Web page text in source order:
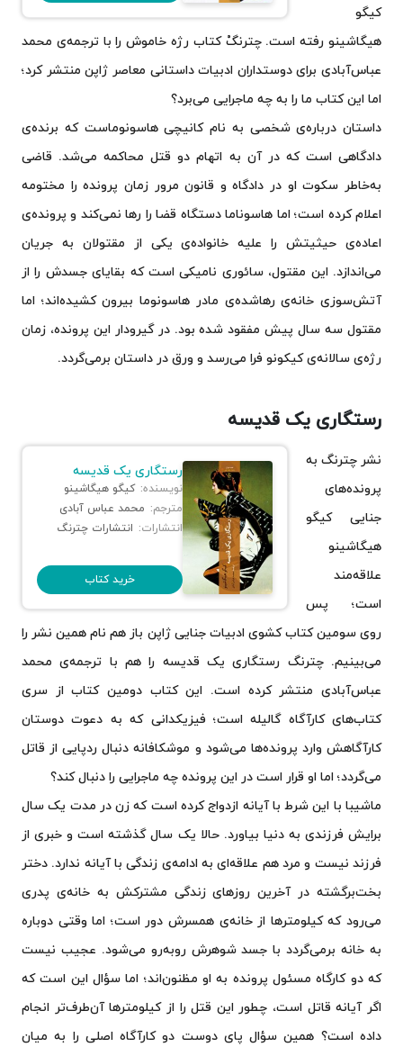
کیگو
هیگاشینو رفته است. چترنگْ کتاب رژه خاموش را با ترجمه‌ی محمد
عباس‌آبادی برای دوستداران ادبیات داستانی معاصر ژاپن منتشر کرد؛
اما این کتاب ما را به چه ماجرایی می‌برد؟
داستان درباره‌ی شخصی به نام کانیچی هاسونوماست که برنده‌ی
دادگاهی است که در آن به اتهام دو قتل محاکمه می‌شد. قاضی
به‌خاطر سکوت او در دادگاه و قانون مرور زمان پرونده را مختومه
اعلام کرده است؛ اما هاسوناما دستگاه قضا را رها نمی‌کند و پرونده‌ی
اعاده‌ی حیثیتش را علیه خانواده‌ی یکی از مقتولان به جریان
می‌اندازد. این مقتول، سائوری نامیکی است که بقایای جسدش را از
آتش‌سوزی خانه‌ی رهاشده‌ی مادر هاسونوما بیرون کشیده‌اند؛ اما
مقتول سه سال پیش مفقود شده بود. در گیرودار این پرونده، زمان
رژه‌ی سالانه‌ی کیکونو فرا می‌رسد و ورق در داستان برمی‌گردد.
رستگاری یک قدیسه
رستگاری یک قدیسه
نویسنده: کیگو هیگاشینو
مترجم: محمد عباس آبادی
انتشارات: انتشارات چترنگ
خرید کتاب
نشر چترنگ به
پرونده‌های
جنایی کیگو
هیگاشینو
علاقه‌مند
است؛ پس
روی سومین کتاب کشوی ادبیات جنایی ژاپن باز هم نام همین نشر را
می‌بینیم. چترنگ رستگاری یک قدیسه را هم با ترجمه‌ی محمد
عباس‌آبادی منتشر کرده است. این کتاب دومین کتاب از سری
کتاب‌های کارآگاه گالیله است؛ فیزیکدانی که به دعوت دوستان
کارآگاهش وارد پرونده‌ها می‌شود و موشکافانه دنبال ردپایی از قاتل
می‌گردد؛ اما او قرار است در این پرونده چه ماجرایی را دنبال کند؟
ماشیبا با این شرط با آیانه ازدواج کرده است که زن در مدت یک سال
برایش فرزندی به دنیا بیاورد. حالا یک سال گذشته است و خبری از
فرزند نیست و مرد هم علاقه‌ای به ادامه‌ی زندگی با آیانه ندارد. دختر
بخت‌برگشته در آخرین روزهای زندگی مشترکش به خانه‌ی پدری
می‌رود که کیلومترها از خانه‌ی همسرش دور است؛ اما وقتی دوباره
به خانه برمی‌گردد با جسد شوهرش روبه‌رو می‌شود. عجیب نیست
که دو کارگاه مسئول پرونده به او مظنون‌اند؛ اما سؤال این است که
اگر آیانه قاتل است، چطور این قتل را از کیلومترها آن‌طرف‌تر انجام
داده است؟ همین سؤال پای دوست دو کارآگاه اصلی را به میان